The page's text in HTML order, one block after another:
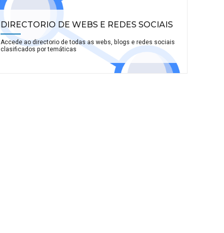
DIRECTORIO DE WEBS E REDES SOCIAIS
Accede ao directorio de todas as webs, blogs e redes sociais
clasificados por temáticas